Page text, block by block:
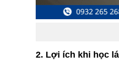
2. Lợi ích khi học